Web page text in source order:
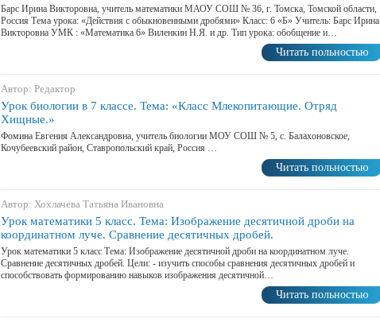
Барс Ирина Викторовна, учитель математики МАОУ СОШ № 36, г. Томска, Томской области,
Россия Тема урока: «Действия с обыкновенными дробями» Класс: 6 «Б» Учитель: Барс Ирина
Викторовна УМК : «Математика 6» Виленкин Н.Я. и др. Тип урока: обобщение и…
Читать польностью
Автор: Редактор
Урок биологии в 7 классе. Тема: «Класс Млекопитающие. Отряд
Хищные.»
Фомина Евгения Александровна, учитель биологии МОУ СОШ № 5, с. Балахоновское,
Кочубеевский район, Ставропольский край, Россия …
Читать польностью
Автор: Хохлачева Татьяна Ивановна
Урок математики 5 класс. Тема: Изображение десятичной дроби на
координатном луче. Сравнение десятичных дробей.
Урок математики 5 класс Тема: Изображение десятичной дроби на координатном луче.
Сравнение десятичных дробей. Цели: - изучить способы сравнения десятичных дробей и
способствовать формированию навыков изображения десятичной…
Читать польностью